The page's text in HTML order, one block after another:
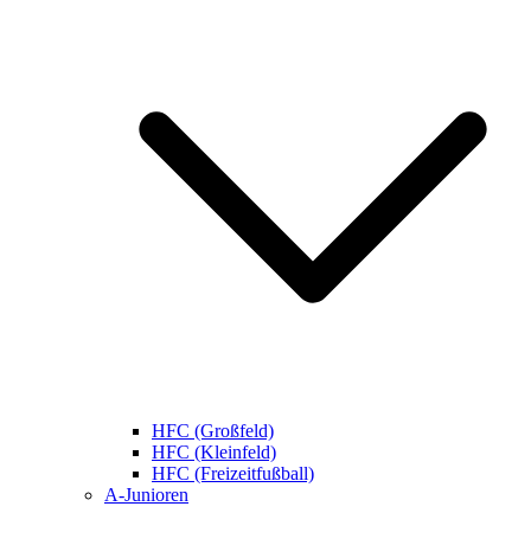
HFC (Großfeld)
HFC (Kleinfeld)
HFC (Freizeitfußball)
A-Junioren